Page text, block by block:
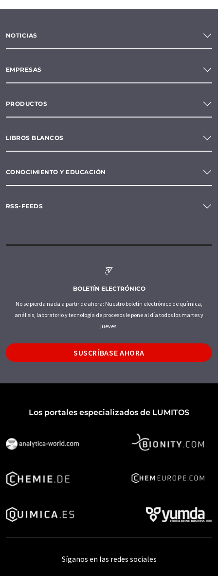
NOTICIAS
EMPRESAS
PRODUCTOS
LIBROS BLANCOS
CONOCIMIENTO Y EDUCACIÓN
RSS-FEEDS
BOLETÍN ELECTRÓNICO
No se pierda nada a partir de ahora: Nuestro boletín electrónico de química,
análisis, laboratorio y tecnología de procesos le pone al día todos los martes y
jueves.
SUSCRÍBASE AHORA
Los portales especializados de LUMITOS
Síganos en las redes sociales